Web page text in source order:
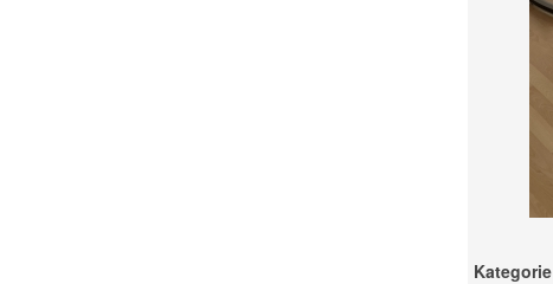
Kategorie